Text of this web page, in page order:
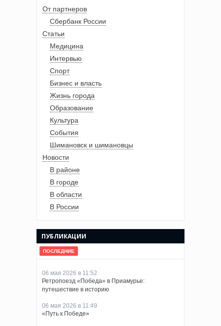
От партнеров
Сбербанк России
Статьи
Медицина
Интервью
Спорт
Бизнес и власть
Жизнь города
Образование
Культура
События
Шимановск и шимановцы
Новости
В районе
В городе
В области
В России
ПУБЛИКАЦИИ
ПОСЛЕДНИЕ
06 мая 2026 в 11:52
Ретропоезд «Победа» в Приамурье:
путешествие в историю
06 мая 2026 в 11:49
«Путь к Победе»